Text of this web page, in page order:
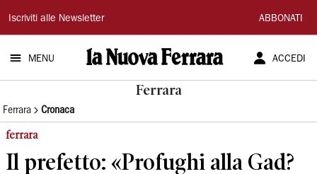
La
Nuova
Ferrara
Iscriviti alle Newsletter ABBONATI
MENU ACCEDI
Ferrara
Ferrara Cronaca
ferrara
Il prefetto: «Profughi alla Gad?